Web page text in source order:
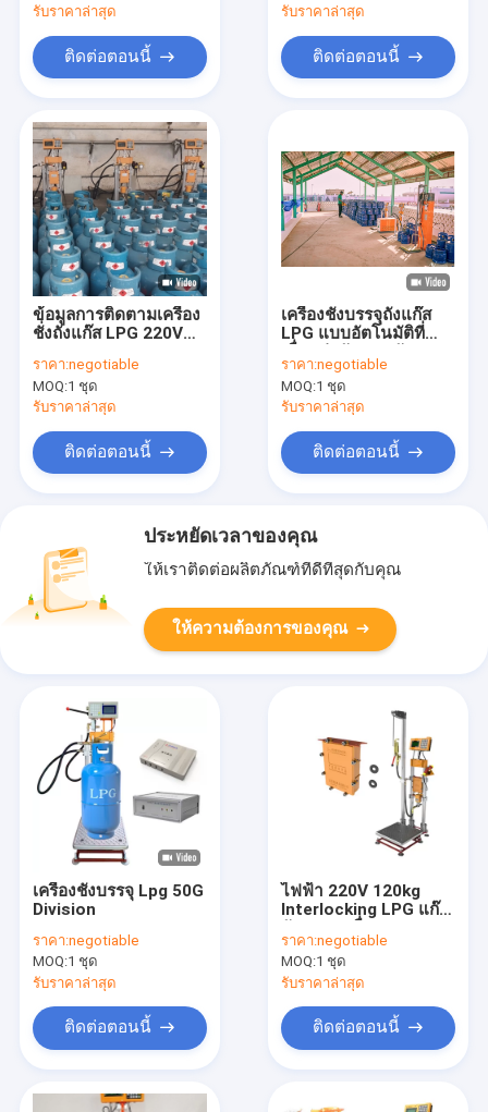
รับราคาล่าสุด
ติดต่อตอนนี้
รับราคาล่าสุด
ติดต่อตอนนี้
ข้อมูลการติดตามเครื่อง
ชั่งถังแก๊ส LPG 220V
ราคา:negotiable
MOQ:1 ชุด
รับราคาล่าสุด
ติดต่อตอนนี้
เครื่องชั่งบรรจุถังแก๊ส
LPG แบบอัตโนมัติที่
ระเบิด 220V
ราคา:negotiable
MOQ:1 ชุด
รับราคาล่าสุด
ติดต่อตอนนี้
ประหยัดเวลาของคุณ
ให้เราติดต่อผลิตภัณฑ์ที่ดีที่สุดกับคุณ
ให้ความต้องการของคุณ
เครื่องชั่งบรรจุ Lpg 50G
Division
ราคา:negotiable
MOQ:1 ชุด
รับราคาล่าสุด
ติดต่อตอนนี้
ไฟฟ้า 220V 120kg
Interlocking LPG แก๊ส
ราคา:negotiable
MOQ:1 ชุด
รับราคาล่าสุด
ติดต่อตอนนี้